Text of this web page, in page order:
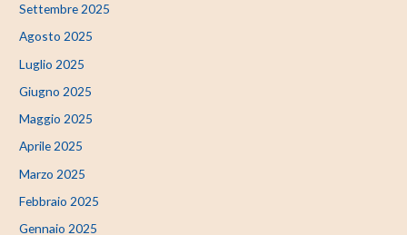
Settembre 2025
Agosto 2025
Luglio 2025
Giugno 2025
Maggio 2025
Aprile 2025
Marzo 2025
Febbraio 2025
Gennaio 2025